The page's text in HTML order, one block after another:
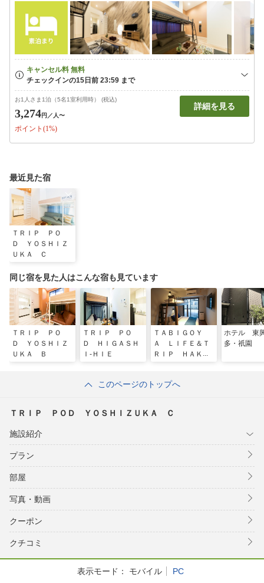
お1人さま1泊（5名1室利用時） (税込)
3,274円 ／人〜
ポイント(1%)
詳細を見る
最近見た宿
ＴＲＩＰ ＰＯ
Ｄ ＹＯＳＨＩＺ
ＵＫＡ Ｃ
同じ宿を見た人はこんな宿も見ています
ＴＲＩＰ ＰＯ
Ｄ ＹＯＳＨＩＺ
ＵＫＡ Ｂ
ＴＲＩＰ ＰＯ
Ｄ ＨＩＧＡＳＨ
Ｉ‐ＨＩＥ
ＴＡＢＩＧＯＹ
Ａ ＬＩＦＥ＆Ｔ
ＲＩＰ ＨＡＫＡ
ホテル 東
多・祇園
このページのトップへ
ＴＲＩＰ ＰＯＤ ＹＯＳＨＩＺＵＫＡ Ｃ
施設紹介
プラン
部屋
写真・動画
クーポン
クチコミ
表示モード： モバイル PC